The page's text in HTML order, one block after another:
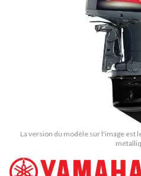
La version du modèle sur l'image est